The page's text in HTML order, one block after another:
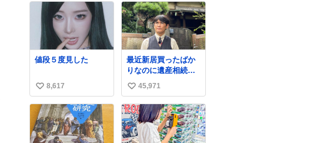
います。
article/detail… 橋本
は「撮影現場で照明
さんのケーブルが盗
まれて…。廃工場と
かで撮影してたんで
すけど。警察が来て
門家も「銅の価値が
上がってるんですよ
ね…」と反応した。
ね
ね
数
値段５度見した
い
い
ね
数
8,617
最近新居買ったばか
りなのに遺産相続で
家もらっちゃった長
男
い
い
ね
数
45,971